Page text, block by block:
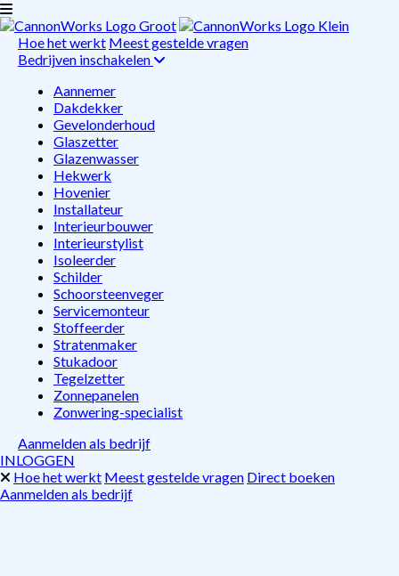
Hoe het werkt Meest gestelde vragen
Bedrijven inschakelen
Aannemer
Dakdekker
Gevelonderhoud
Glaszetter
Glazenwasser
Hekwerk
Hovenier
Installateur
Interieurbouwer
Interieurstylist
Isoleerder
Schilder
Schoorsteenveger
Servicemonteur
Stoffeerder
Stratenmaker
Stukadoor
Tegelzetter
Zonnepanelen
Zonwering-specialist
Aanmelden als bedrijf
INLOGGEN
Hoe het werkt Meest gestelde vragen Direct boeken
Aanmelden als bedrijf